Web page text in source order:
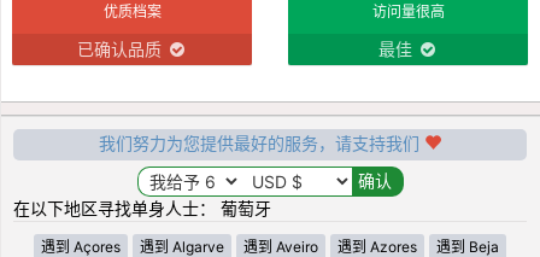
优质档案
已确认品质
访问量很高
最佳
我们努力为您提供最好的服务，请支持我们
在以下地区寻找单身人士： 葡萄牙
遇到 Açores 遇到 Algarve 遇到 Aveiro 遇到 Azores 遇到 Beja